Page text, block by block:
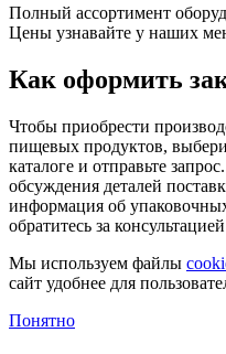
Полный ассортимент
Цены узнавайте у наших
Как оформить
Чтобы приобрести
пищевых продуктов,
каталоге и отправьте
обсуждения деталей
информация об
обратитесь за
Мы используем файлы
сайт удобнее для
Понятно